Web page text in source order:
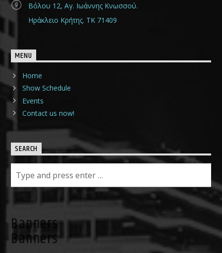
Βόλου 12, Αγ. Ιωάννης Κνωσσού.
Ηράκλειο Κρήτης. ΤΚ 71409
MENU
Home
Show Schedule
Events
Contact us now!
SEARCH
Banners
Banners